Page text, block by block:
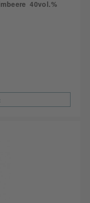
40vol.%